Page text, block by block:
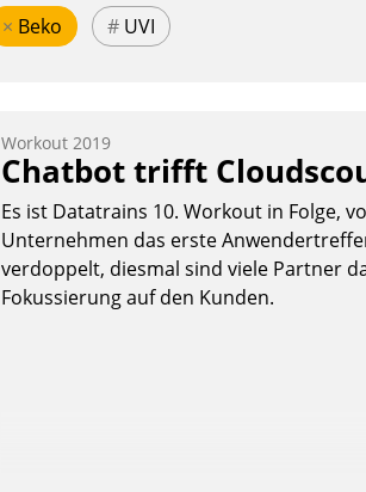
× Beko # UVI
Workout 2019
Chatbot trifft
Es ist Datatrains 10. Workout in Folge,
Unternehmen das erste
verdoppelt, diesmal sind viele Partner
Fokussierung auf den Kunden.